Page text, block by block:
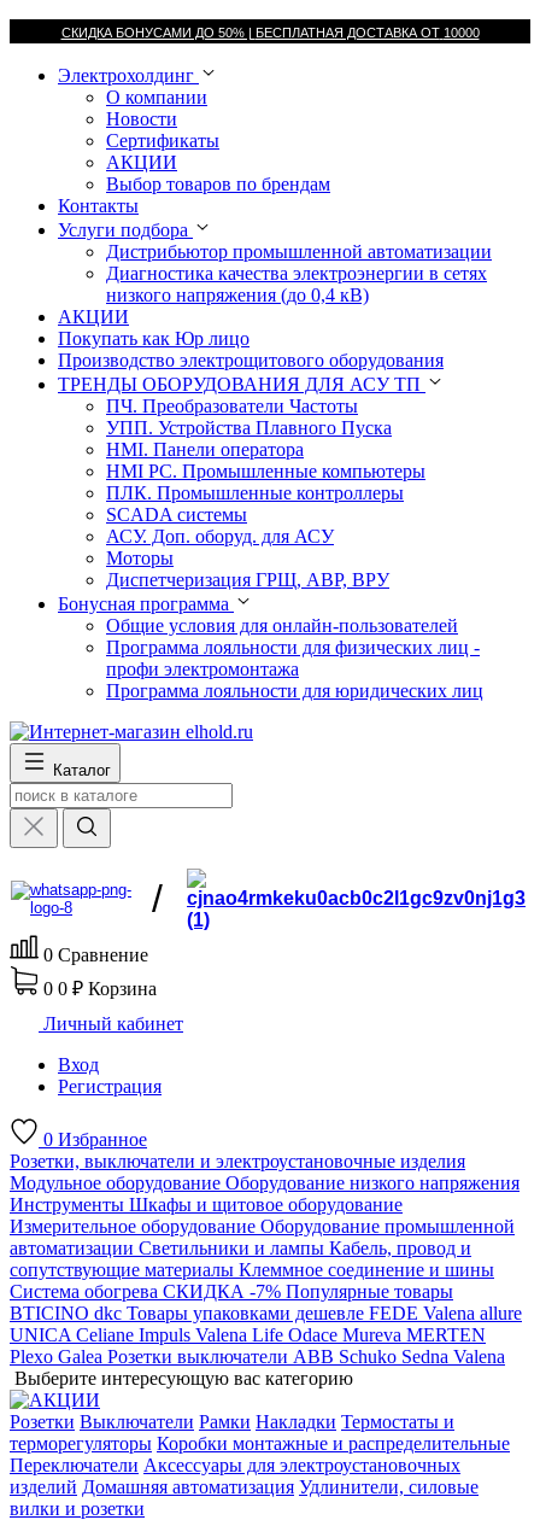
СКИДКА БОНУСАМИ ДО 50% | БЕСПЛАТНАЯ ДОСТАВКА ОТ 10000
Электрохолдинг
О компании
Новости
Сертификаты
АКЦИИ
Выбор товаров по брендам
Контакты
Услуги подбора
Дистрибьютор промышленной автоматизации
Диагностика качества электроэнергии в сетях
низкого напряжения (до 0,4 кВ)
АКЦИИ
Покупать как Юр лицо
Производство электрощитового оборудования
ТРЕНДЫ ОБОРУДОВАНИЯ ДЛЯ АСУ ТП
ПЧ. Преобразователи Частоты
УПП. Устройства Плавного Пуска
HMI. Панели оператора
HMI РС. Промышленные компьютеры
ПЛК. Промышленные контроллеры
SCADA системы
АСУ. Доп. оборуд. для АСУ
Моторы
Диспетчеризация ГРЩ, АВР, ВРУ
Бонусная программа
Общие условия для онлайн-пользователей
Программа лояльности для физических лиц -
профи электромонтажа
Программа лояльности для юридических лиц
Каталог
/
0 Сравнение
0 0 ₽ Корзина
Личный кабинет
Вход
Регистрация
0 Избранное
Розетки, выключатели и электроустановочные изделия
Модульное оборудование Оборудование низкого напряжения
Инструменты Шкафы и щитовое оборудование
Измерительное оборудование Оборудование промышленной
автоматизации Светильники и лампы Кабель, провод и
сопутствующие материалы Клеммное соединение и шины
Система обогрева СКИДКА -7% Популярные товары
BTICINO dkc Товары упаковками дешевле FEDE Valena allure
UNICA Celiane Impuls Valena Life Odace Mureva MERTEN
Plexo Galea Розетки выключатели ABB Schuko Sedna Valena
Выберите интересующую вас категорию
Розетки Выключатели Рамки Накладки Термостаты и
терморегуляторы Коробки монтажные и распределительные
Переключатели Аксессуары для электроустановочных
изделий Домашняя автоматизация Удлинители, силовые
вилки и розетки